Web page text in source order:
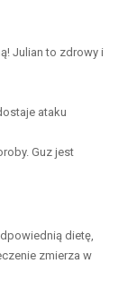
Julian to zdrowy i
ataku
Guz jest
dietę,
zmierza w